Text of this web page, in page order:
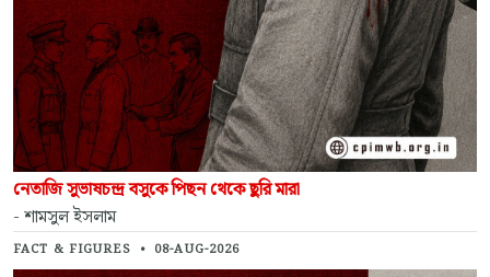
নেতাজি সুভাষচন্দ্র বসুকে পিছন থেকে ছুরি মারা
- শামসুল ইসলাম
FACT & FIGURES • 08-AUG-2026